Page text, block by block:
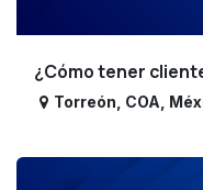
¿Cómo tener
Torreón COA